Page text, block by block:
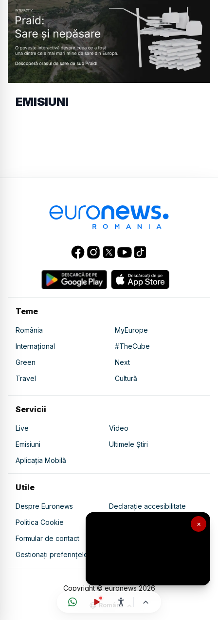
×
EMISIUNI
Teme
România
MyEurope
Internațional
#TheCube
Green
Next
Travel
Cultură
Servicii
Live
Video
Emisiuni
Ultimele Știri
Aplicația Mobilă
Utile
Despre Euronews
Declarație accesibilitate
Politica Cookie
Politica de confidențialitate
Formular de contact
Gestionați preferințele
Copyright © euronews2026
Română